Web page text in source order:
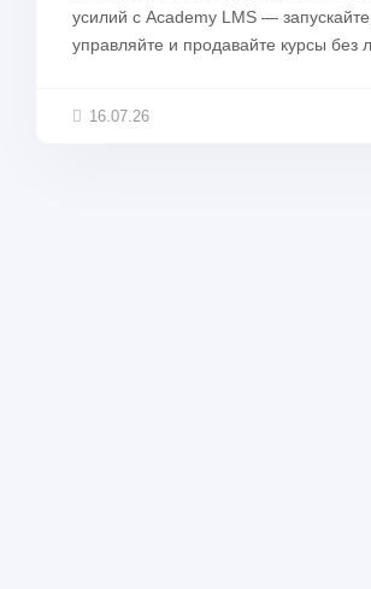
усилий с Academy LMS — запускайте,
управляйте и продавайте курсы без
16.07.26